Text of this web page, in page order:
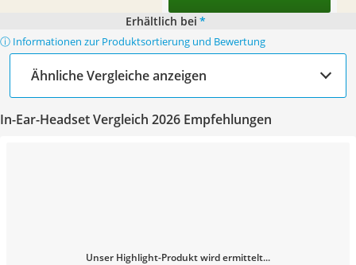
Erhältlich bei *
ⓘ Informationen zur Produktsortierung und Bewertung
Ähnliche Vergleiche anzeigen
In-Ear-Headset Vergleich 2026 Empfehlungen
Unser Highlight-Produkt wird ermittelt...